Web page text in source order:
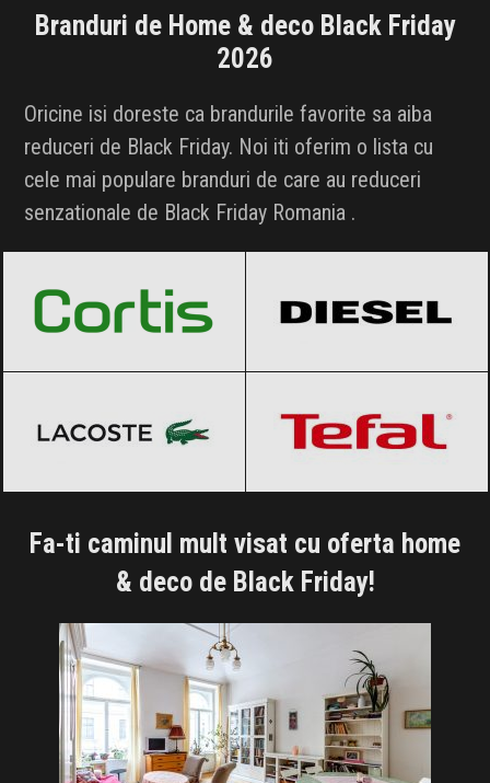
Branduri de Home & deco Black Friday
2026
Oricine isi doreste ca brandurile favorite sa aiba
reduceri de Black Friday. Noi iti oferim o lista cu
cele mai populare branduri de care au reduceri
senzationale de Black Friday Romania .
Fa-ti caminul mult visat cu oferta home
& deco de Black Friday!